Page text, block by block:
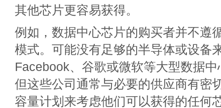
其他芯片更容易获得。
例如，数据中心芯片的购买者并不遵
模式。可能没有足够的半导体或设备
Facebook、谷歌或微软等大型数据
但这些公司通常与必要的供应商有密
容量计划来考虑他们可以获得的任何